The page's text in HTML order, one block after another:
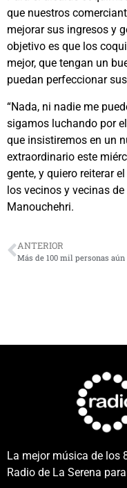
que nuestros
mejorar sus ingresos y
objetivo es que los
mejor, que tengan un
puedan perfeccionar
“Nada, ni nadie me
sigamos luchando por
que insistiremos en un
extraordinario este
gente, y quiero reiterar
los vecinos y vecinas
Manouchehri.
ANTERIOR
La mejor música de los
Radio de La Serena